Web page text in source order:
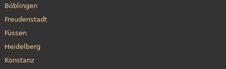
Böblingen
Freudenstadt
Füssen
Heidelberg
Konstanz